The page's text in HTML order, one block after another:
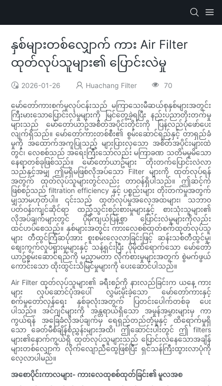
နှစ်များတစ်လျှောက် ကား Air Filter
ထုတ်လုပ်သူများ၏ ပြောင်းလဲမှု
2026-01-26 Huachang Filter 70
မော်တော်ကားစက်မှုလုပ်ငန်းသည် မကြာသေးမီဆယ်စုနှစ်များအတွင်း
ကြီးမားသောပြောင်းလဲမှုများကို မြင်တွေ့ခဲ့ရပြီး နည်းပညာတိုးတက်မှု
များသည် မော်တော်ယာဥ်အစိတ်အပိုင်းတိုင်းကို ပြန်လည်ပုံဖော်ပေး
လျက်ရှိသည်။ မော်တော်ကားတစ်စီး၏ စွမ်းဆောင်ရည်နှင့် တာရှည်ခံ
မှုကို အထောက်အကူပြုသည့် များပြားလှသော အစိတ်အပိုင်းများထဲ
တွင်၊ လေစစ်သည် အရေးကြီးသော်လည်း မကြာခဏ သတိမမူမိသော
နေရာတစ်ခုဖြစ်သည်။ မော်တော်ယာဥ်များ တိုးတက်ပြောင်းလဲလာ
သည်နှင့်အမျှ ဤမရှိမဖြစ်လိုအပ်သော Filter များကို ထုတ်လုပ်ရန်
အတွက် ထုတ်လုပ်သူများတွင်လည်း တာဝန်ရှိပါသည်။ ဤဆင့်ကဲ
ဖြစ်စဉ်သည် filtration efficiency နှင့် ပစ္စည်းများ တိုးတက်မှုအတွက်
မျှသာမဟုတ်ပါ။ ၎င်းသည် ထုတ်လုပ်မှုအလေ့အထများ၊ သဘာဝ
ပတ်ဝန်းကျင်ဆိုင်ရာ ထည့်သွင်းစဉ်းစားမှုများနှင့် စားသုံးသူများ၏
လိုအပ်ချက်များတွင် ပိုမိုကျယ်ပြန့်စွာ ပြောင်းလဲမှုများကိုလည်း
ထင်ဟပ်စေသည်။ နှစ်များအတွင်း ကားလေစစ်ထုတ်စက်ထုတ်လုပ်သူ
များ တီထွင်ကြံဆပုံအား စူးစမ်းလေ့လာခြင်းဖြင့် ဆန်းသစ်တီထွင်မှု၊
စျေးကွက်လှုပ်ရှားမှုများနှင့် သန့်ရှင်းပြီး ပိုမိုထိရောက်သော မော်တော်
ယာဥ်စွမ်းဆောင်ရည်ကို မညှာမတာ လိုက်စားမှုများအတွက် စွဲမက်ဖွယ်
ကောင်းသော ထိုးထွင်းသိမြင်မှုများကို ပေးဆောင်ပါသည်။
Air Filter ထုတ်လုပ်သူများ၏ ခရီးစဉ်ကို နားလည်ခြင်းက ယနေ့ ကား
များ လုပ်ဆောင်ပုံအပေါ် လွှမ်းမိုးခဲ့သော မော်တော်ကားနှင့်
စက်မှုတော်လှန်ရေး နှစ်ခုလုံးအတွက် ပြတင်းပေါက်တစ်ခု ပေး
ပါသည်။ အင်ဂျင်များကို အန္တရာယ်ရှိသော အမှုန်အမွှားများမှ ကာ
ကွယ်ရန် အခြေခံလိုအပ်ချက်မှ ရေရှည်တည်တံ့မှုနှင့် ထိရောက်မှုရှိ
သော ခေတ်မီစံချိန်စံညွှန်းများအထိ၊ ဤဆောင်းပါးတွင် ဤ filters
များ၏နောက်ကွယ်ရှိ ထုတ်လုပ်သူများသည် ပြောင်းလဲနေသောအချိန်
များတစ်လျှောက် လိုက်လျောညီထွေဖြစ်ပြီး ရှင်သန်ကြီးထွားလာပုံကို
လေ့လာပါမည်။
အစောပိုင်းကာလများ- ကားလေထုစစ်ထုတ်ခြင်း၏ မူလအစ